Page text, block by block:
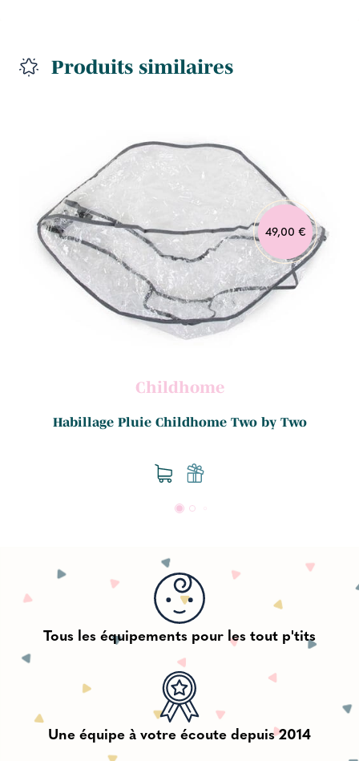
Produits similaires
49,00 €
Childhome
Habillage Pluie Childhome Two by Two
Tous les équipements pour les tout p'tits
Une équipe à votre écoute depuis 2014